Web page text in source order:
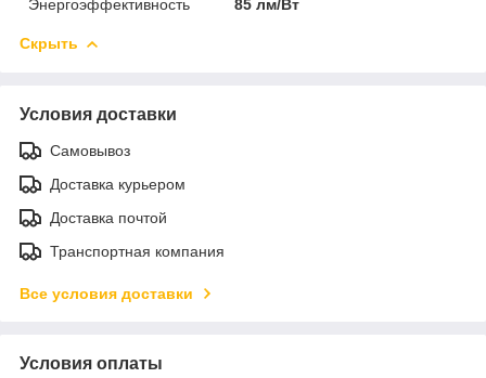
Энергоэффективность 85 лм/Вт
Скрыть
Условия доставки
Самовывоз
Доставка курьером
Доставка почтой
Транспортная компания
Все условия доставки
Условия оплаты